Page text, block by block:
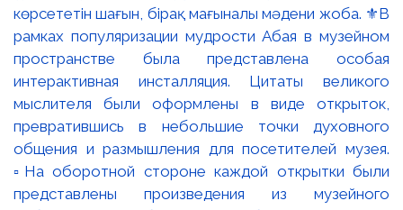
көрсететін шағын, бірақ мағыналы мәдени жоба. ⚜️В
рамках популяризации мудрости Абая в музейном
пространстве была представлена особая
интерактивная инсталляция. Цитаты великого
мыслителя были оформлены в виде открыток,
превратившись в небольшие точки духовного
общения и размышления для посетителей музея.
▫️На оборотной стороне каждой открытки были
представлены произведения из музейного